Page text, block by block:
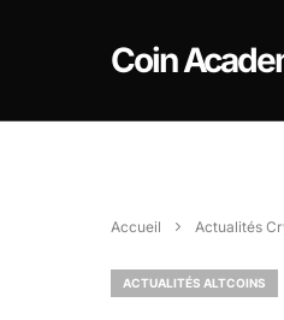
Coin
Accueil Actualités
ACTUALITÉS ALTCOINS